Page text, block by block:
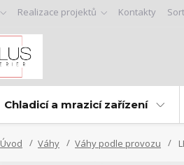
Realizace projektů Kontakty
Chladicí a mrazicí zařízení
Úvod Váhy Váhy podle provozu